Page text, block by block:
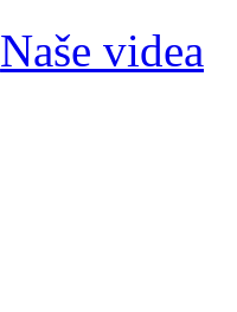
Naše videa